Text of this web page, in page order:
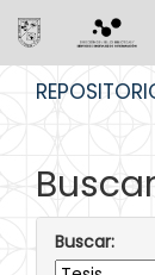
Buscar
Buscar: